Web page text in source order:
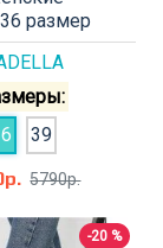
размер
39
5790р.
-20 %